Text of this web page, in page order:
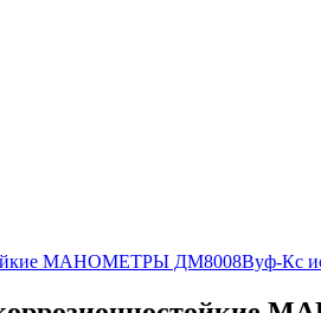
МАНОМЕТРЫ ДМ8008Вуф-Кс